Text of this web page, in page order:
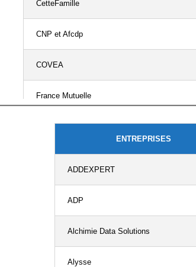
CetteFamille
CNP et Afcdp
COVEA
France Mutuelle
Fédération Nationale de la Mutualité Française
GROUPAMA
Groupe IMA
Groupe Prévoir
Groupe Vyv
ENTREPRISES
ADDEXPERT
ADP
Alchimie Data Solutions
Alysse